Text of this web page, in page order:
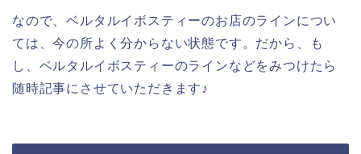
なので、ベルタルイボスティーのお店のラインについ
ては、今の所よく分からない状態です。だから、も
し、ベルタルイボスティーのラインなどをみつけたら
随時記事にさせていただきます♪